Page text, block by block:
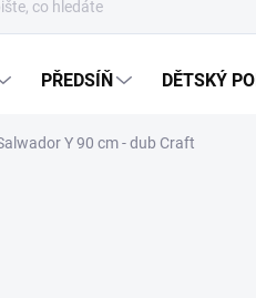
PŘEDSÍŇ DĚTSKÝ
Y 90 cm - dub Craft